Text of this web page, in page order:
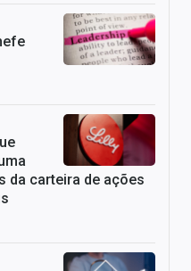
da carteira de ações